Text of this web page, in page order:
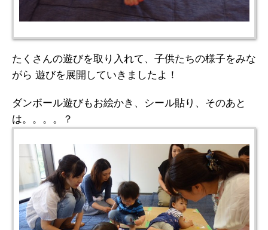
たくさんの遊びを取り入れて、子供たちの様子をみな
がら 遊びを展開していきましたよ！
ダンボール遊びもお絵かき、シール貼り、そのあと
は。。。。？